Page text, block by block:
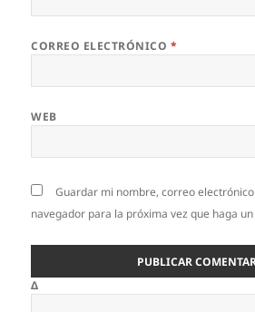
CORREO ELECTRÓNICO *
WEB
Guardar mi nombre, correo
navegador para la próxima vez que haga
Δ